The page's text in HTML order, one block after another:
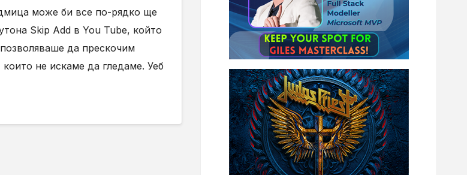
на клипове
може би все по-рядко ще
Skip Add в You Tube, който
да прескочим
които не искаме да гледаме. Уеб